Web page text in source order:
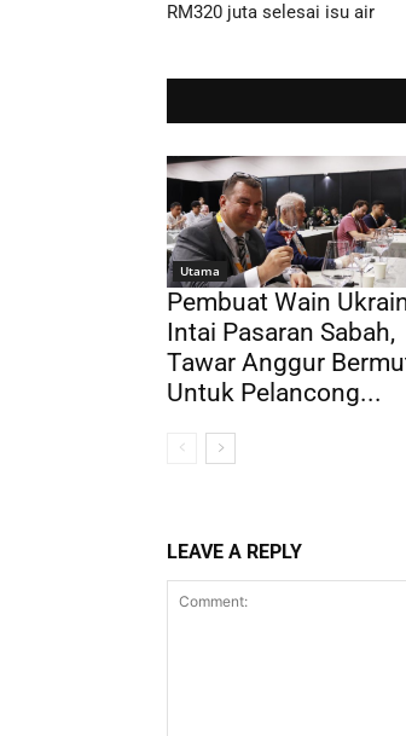
RM320 juta selesai isu air
Utama
Pembuat Wain
Intai Pasaran Sabah,
Tawar Anggur
Untuk Pelancong...
LEAVE A REPLY